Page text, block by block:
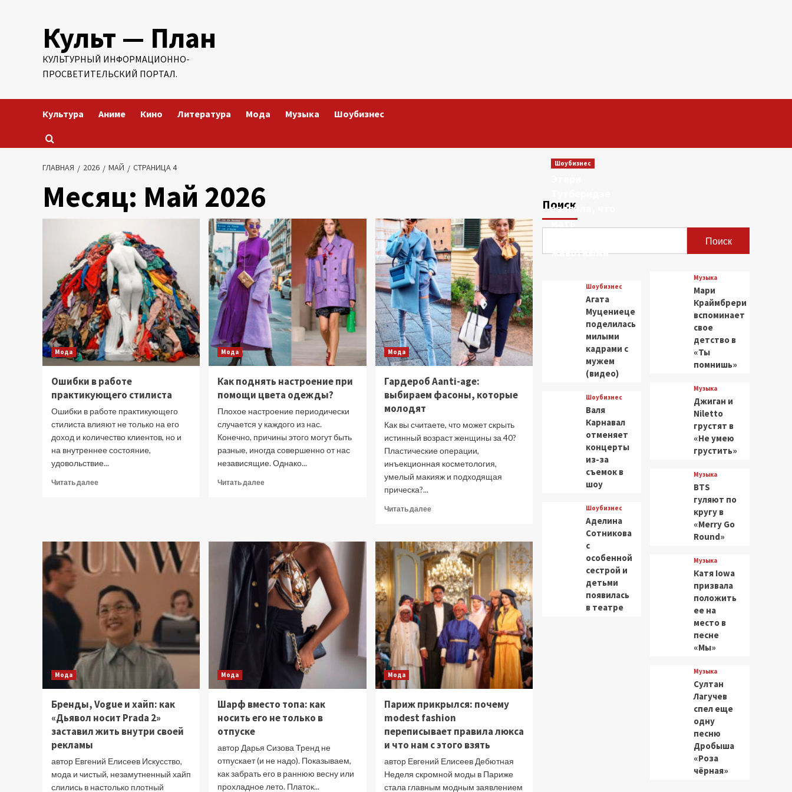
содержимомуКульт — План
КУЛЬТУРНЫЙ ИНФОРМАЦИОННО-
ПРОСВЕТИТЕЛЬСКИЙ ПОРТАЛ.
Культура Аниме Кино Литература Мода Музыка Шоубизнес
ГЛАВНАЯ 2026 МАЙ СТРАНИЦА 4
Месяц: Май 2026
Мода
Ошибки в работе
практикующего стилиста
Ошибки в работе практикующего
стилиста влияют не только на его
доход и количество клиентов, но и
на внутреннее состояние,
удовольствие...
Читать далееПрочитать
практикующего
стилиста
Мода
Как поднять настроение при
помощи цвета одежды?
Плохое настроение периодически
случается у каждого из нас.
Конечно, причины этого могут быть
разные, иногда совершенно от нас
независящие. Однако...
Читать далееПрочитать
при
помощи
цвета
одежды?
Мода
Гардероб Aanti-age:
выбираем фасоны, которые
молодят
Как вы считаете, что может скрыть
истинный возраст женщины за 40?
Пластические операции,
инъекционная косметология,
умелый макияж и подходящая
прическа?...
Читать далееПрочитать
Гардероб
Aanti-
age:
выбираем
фасоны,
которые
молодят
Мода
Бренды, Vogue и хайп: как
«Дьявол носит Prada 2»
заставил жить внутри своей
рекламы
автор Евгений Елисеев Искусство,
мода и чистый, незамутненный хайп
слились в настолько плотный
Мода
Шарф вместо топа: как
носить его не только в
отпуске
автор Дарья Сизова Тренд не
отпускает (и не надо). Показываем,
как забрать его в раннюю весну или
прохладное лето. Платок...
Мода
Париж прикрылся: почему
modest fashion
переписывает правила люкса
и что нам с этого взять
автор Евгений Елисеев Дебютная
Неделя скромной моды в Париже
стала главным модным заявлением
Поиск
Поиск
Шоубизнес
заявила, что
мать
животными
Шоубизнес
Агата
Муцениеце
поделилась
милыми
кадрами с
мужем
(видео)
Шоубизнес
Валя
Карнавал
отменяет
концерты
из-за
съемок в
шоу
Шоубизнес
Аделина
Сотникова
с
особенной
сестрой и
детьми
появилась
в театре
Музыка
Мари
Краймбрери
вспоминает
свое
детство в
«Ты
помнишь»
Музыка
Джиган и
Niletto
грустят в
«Не умею
грустить»
Музыка
BTS
гуляют по
кругу в
«Merry Go
Round»
Музыка
Катя Iowa
призвала
положить
ее на
место в
песне
«Мы»
Музыка
Султан
Лагучев
спел еще
одну
песню
Дробыша
«Роза
чёрная»